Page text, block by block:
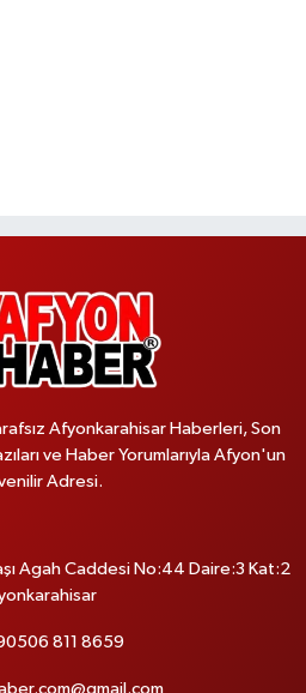
Afyonkarahisar Haberleri, Son
ve Haber Yorumlarıyla Afyon'un
Adresi.
Agah Caddesi No:44 Daire:3 Kat:2
811 8659